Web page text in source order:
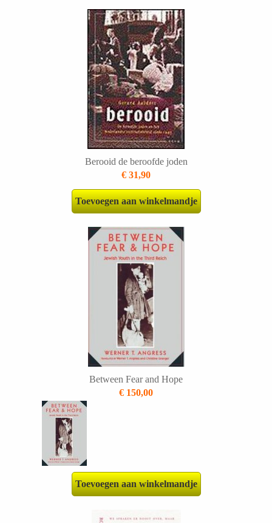
Berooid de beroofde joden
€ 31,90
Toevoegen aan winkelmandje
Between Fear and Hope
€ 150,00
Toevoegen aan winkelmandje